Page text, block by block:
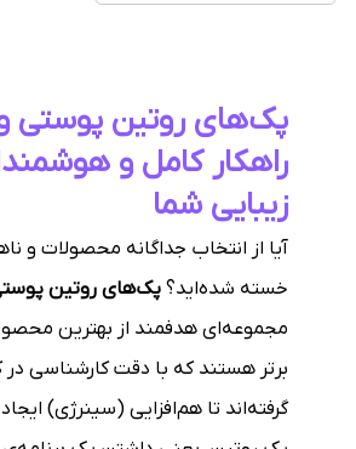
پک‌های روتین پوستی
راهکار کامل و
زیبایی شما
آیا از انتخاب جداگانه محصولات و
خسته شده‌اید؟ پک‌های روتین
مجموعه‌ای هدفمند از بهترین
برتر هستند که با دقت کارشناسی در
گرفته‌اند تا هم‌افزایی (سینرژی)